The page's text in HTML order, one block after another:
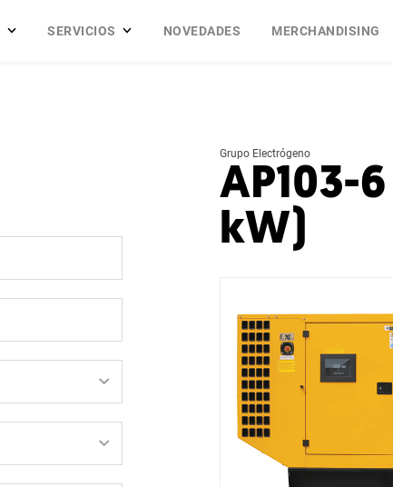
SERVICIOS NOVEDADES MERCHANDISING
Grupo Electrógeno
AP103-
kW)